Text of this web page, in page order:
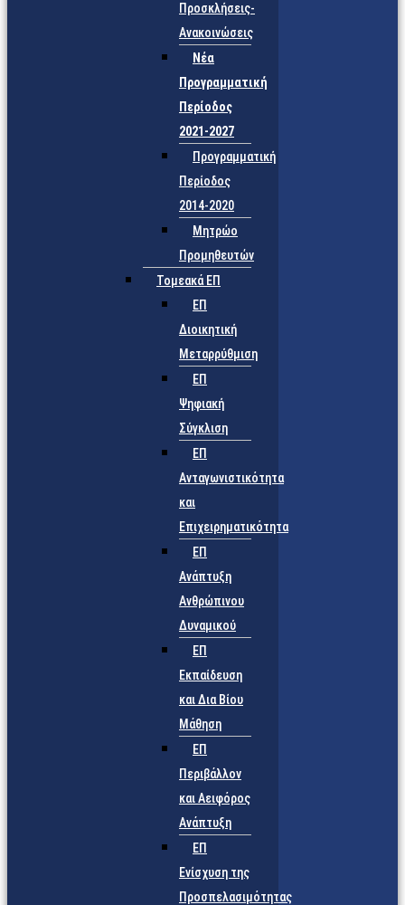
Προσκλήσεις-
Ανακοινώσεις
Νέα
Προγραμματική
Περίοδος
2021-2027
Προγραμματική
Περίοδος
2014-2020
Μητρώο
Προμηθευτών
Τομεακά ΕΠ
ΕΠ
Διοικητική
Μεταρρύθμιση
ΕΠ
Ψηφιακή
Σύγκλιση
ΕΠ
Ανταγωνιστικότητα
και
Επιχειρηματικότητα
ΕΠ
Ανάπτυξη
Ανθρώπινου
Δυναμικού
ΕΠ
Εκπαίδευση
και Δια Βίου
Μάθηση
ΕΠ
Περιβάλλον
και Αειφόρος
Ανάπτυξη
ΕΠ
Ενίσχυση της
Προσπελασιμότητας